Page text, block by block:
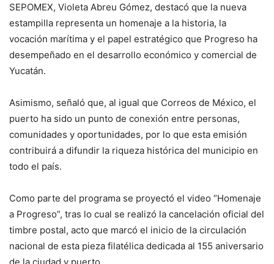
SEPOMEX, Violeta Abreu Gómez, destacó que la nueva
estampilla representa un homenaje a la historia, la
vocación marítima y el papel estratégico que Progreso ha
desempeñado en el desarrollo económico y comercial de
Yucatán.
Asimismo, señaló que, al igual que Correos de México, el
puerto ha sido un punto de conexión entre personas,
comunidades y oportunidades, por lo que esta emisión
contribuirá a difundir la riqueza histórica del municipio en
todo el país.
Como parte del programa se proyectó el video “Homenaje
a Progreso”, tras lo cual se realizó la cancelación oficial del
timbre postal, acto que marcó el inicio de la circulación
nacional de esta pieza filatélica dedicada al 155 aniversario